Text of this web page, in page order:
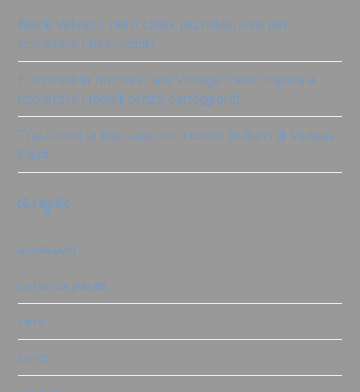
Black Velvet: il nero chalk più misterioso per
ricolorare i tuoi mobili!
È arrivata la nuova Guida Vintage Paint: impara a
ricolorare i mobili senza carteggiare!
Trasforma la tua casa con i colori brillanti di Vintage
Paint
categorie
accessori
carta da parati
cere
colori